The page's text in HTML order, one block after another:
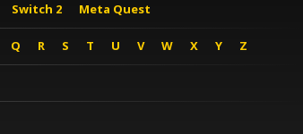
Switch 2 Meta Quest
Q R S T U V W X Y Z